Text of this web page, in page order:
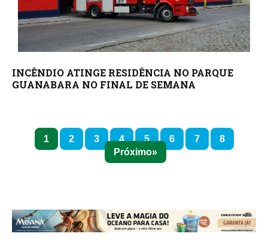
INCÊNDIO ATINGE RESIDÊNCIA NO PARQUE
GUANABARA NO FINAL DE SEMANA
1 2 3 4 5 6 7
8
Próximo